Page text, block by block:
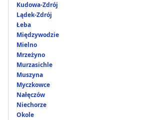
Kudowa-Zdrój
Lądek-Zdrój
Łeba
Międzywodzie
Mielno
Mrzeżyno
Murzasichle
Muszyna
Myczkowce
Nałęczów
Niechorze
Okole